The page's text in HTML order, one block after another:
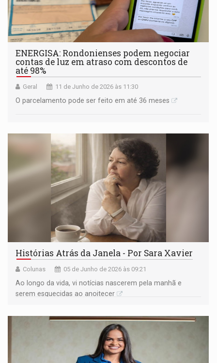
ENERGISA: Rondonienses podem negociar
contas de luz em atraso com descontos de
até 98%
Geral 11 de Junho de 2026 às 11:30
O parcelamento pode ser feito em até 36 meses
Histórias Atrás da Janela - Por Sara Xavier
Colunas 05 de Junho de 2026 às 09:21
Ao longo da vida, vi notícias nascerem pela manhã e
serem esquecidas ao anoitecer